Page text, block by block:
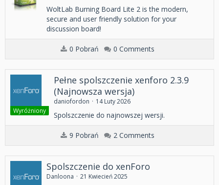
WoltLab Burning Board Lite 2 is the modern,
secure and user friendly solution for your
discussion board!
0 Pobrań 0 Comments
Wyróżniony
Pełne spolszczenie xenforo 2.3.9
(Najnowsza wersja)
daniofordon 14 Luty 2026
Spolszczenie do najnowszej wersji.
9 Pobrań 2 Comments
Spolszczenie do xenForo
Danloona 21 Kwiecień 2025